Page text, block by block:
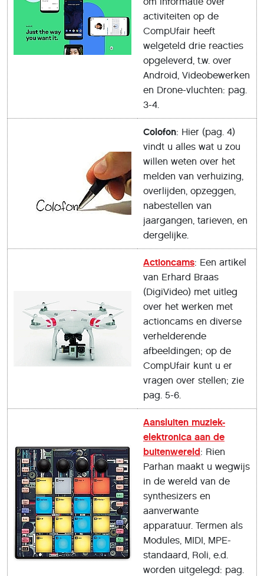
activiteiten op de
CompUfair heeft
welgeteld drie reacties
opgeleverd, t.w. over
Android, Videobewerken
en Drone-vluchten: pag.
3-4.
Colofon: Hier (pag. 4)
vindt u alles wat u zou
willen weten over het
melden van verhuizing,
overlijden, opzeggen,
nabestellen van
jaargangen, tarieven, en
dergelijke.
Actioncams: Een artikel
van Erhard Braas
(DigiVideo) met uitleg
over het werken met
actioncams en diverse
verhelderende
afbeeldingen; op de
CompUfair kunt u er
vragen over stellen; zie
pag. 5-6.
Aansluiten muziek-
elektronica aan de
buitenwereld: Rien
Parhan maakt u wegwijs
in de wereld van de
synthesizers en
aanverwante
apparatuur. Termen als
Modules, MIDI, MPE-
standaard, Roli, e.d.
worden uitgelegd: pag.